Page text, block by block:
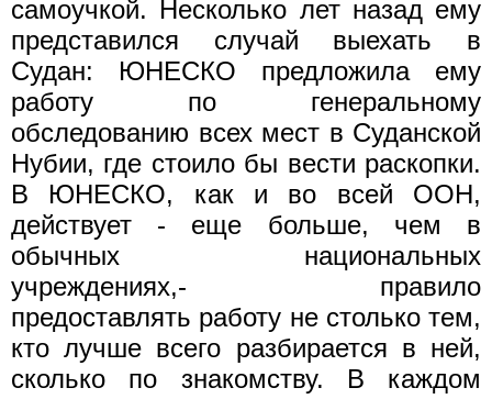
самоучкой. Несколько лет назад ему
представился случай выехать в
Судан: ЮНЕСКО предложила ему
работу по генеральному
обследованию всех мест в Суданской
Нубии, где стоило бы вести раскопки.
В ЮНЕСКО, как и во всей ООН,
действует - еще больше, чем в
обычных национальных
учреждениях,- правило
предоставлять работу не столько тем,
кто лучше всего разбирается в ней,
сколько по знакомству. В каждом